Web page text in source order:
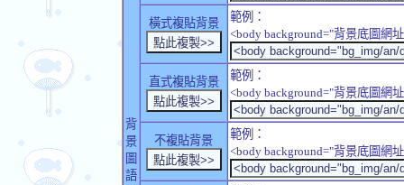
背
景
圖
語
橫式複貼背景
範例：
<body background="背景底圖網
直式複貼背景
範例：
<body background="背景底圖網
不複貼背景
範例：
<body background="背景底圖網